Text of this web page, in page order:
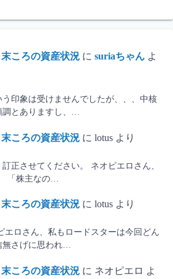
ころの資産状況 に suriaちゃん よ
う印象は受けませんでしたが、、、中核
調とありますし、…
ころの資産状況 に lotus より
正させてください。 ネオピエロさん、
株主なの…
ころの資産状況 に lotus より
エロさん、私もロードスターは今回どん
無さげに思われ…
ころの資産状況 に ネオピエロ よ